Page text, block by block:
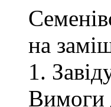
на
1.
Вимоги